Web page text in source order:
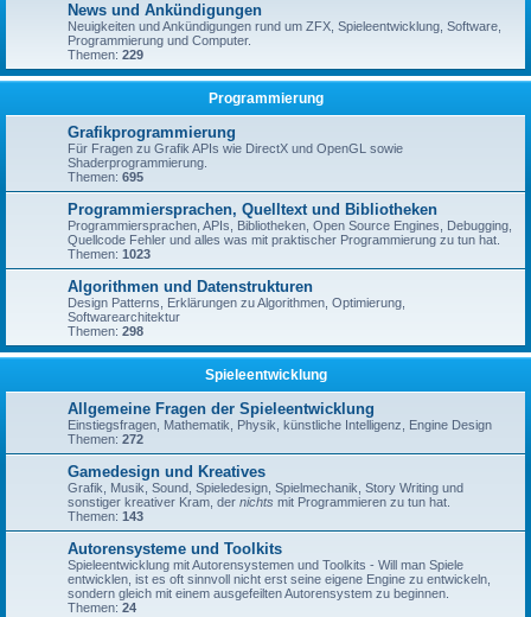
News und Ankündigungen
Neuigkeiten und Ankündigungen rund um ZFX, Spieleentwicklung, Software,
Programmierung und Computer.
Themen: 229
Programmierung
Grafikprogrammierung
Für Fragen zu Grafik APIs wie DirectX und OpenGL sowie
Shaderprogrammierung.
Themen: 695
Programmiersprachen, Quelltext und Bibliotheken
Programmiersprachen, APIs, Bibliotheken, Open Source Engines, Debugging,
Quellcode Fehler und alles was mit praktischer Programmierung zu tun hat.
Themen: 1023
Algorithmen und Datenstrukturen
Design Patterns, Erklärungen zu Algorithmen, Optimierung,
Softwarearchitektur
Themen: 298
Spieleentwicklung
Allgemeine Fragen der Spieleentwicklung
Einstiegsfragen, Mathematik, Physik, künstliche Intelligenz, Engine Design
Themen: 272
Gamedesign und Kreatives
Grafik, Musik, Sound, Spieledesign, Spielmechanik, Story Writing und
sonstiger kreativer Kram, der nichts mit Programmieren zu tun hat.
Themen: 143
Autorensysteme und Toolkits
Spieleentwicklung mit Autorensystemen und Toolkits - Will man Spiele
entwicklen, ist es oft sinnvoll nicht erst seine eigene Engine zu entwickeln,
sondern gleich mit einem ausgefeilten Autorensystem zu beginnen.
Themen: 24